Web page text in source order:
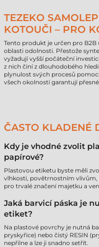
TEZEKO
KOTOUČI – PRO
Tento produkt je určen pro
oblasti odolnosti. Přestože
vyžadují vyšší počáteční
z nich činí z dlouhodobého
plynulost svých procesů
všech okolností garantují
ČASTO KLADENÉ
Kdy je vhodné zvolit
papírové?
Plastovou etiketu byste měli
vlhkosti, povětrnostním vlivům,
pro trvalé značení majetku a
Jaká barvicí páska je
etiket?
Na plastové povrchy je nutná
pryskyřice) nebo čistý RESIN
nepřilne a lze ji snadno setřít.